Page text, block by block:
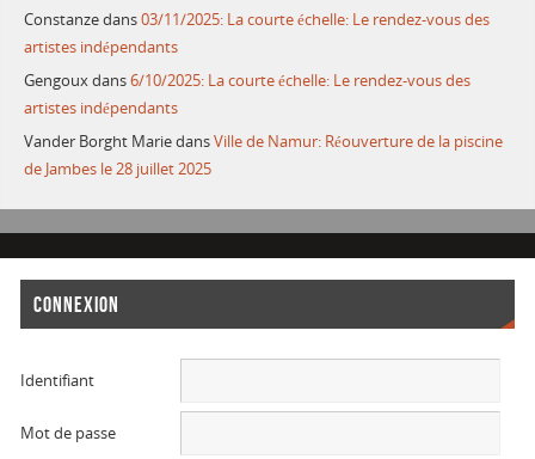
Constanzedans03/11/2025: La courte échelle: Le rendez-vous des
artistes indépendants
Gengouxdans6/10/2025: La courte échelle: Le rendez-vous des
artistes indépendants
Vander Borght MariedansVille de Namur: Réouverture de la piscine
de Jambes le 28 juillet 2025
CONNEXION
Identifiant
Mot de passe